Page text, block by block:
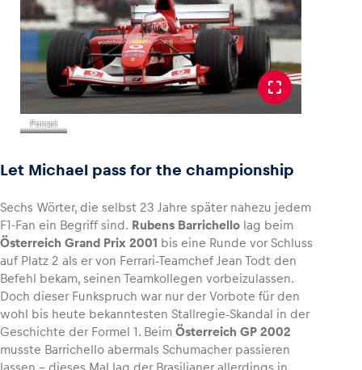
Ferrari
Let Michael pass for the championship
Sechs Wörter, die selbst 23 Jahre später nahezu jedem
F1-Fan ein Begriff sind. Rubens Barrichello lag beim
Österreich Grand Prix 2001 bis eine Runde vor Schluss
auf Platz 2 als er von Ferrari-Teamchef Jean Todt den
Befehl bekam, seinen Teamkollegen vorbeizulassen.
Doch dieser Funkspruch war nur der Vorbote für den
wohl bis heute bekanntesten Stallregie-Skandal in der
Geschichte der Formel 1. Beim Österreich GP 2002
musste Barrichello abermals Schumacher passieren